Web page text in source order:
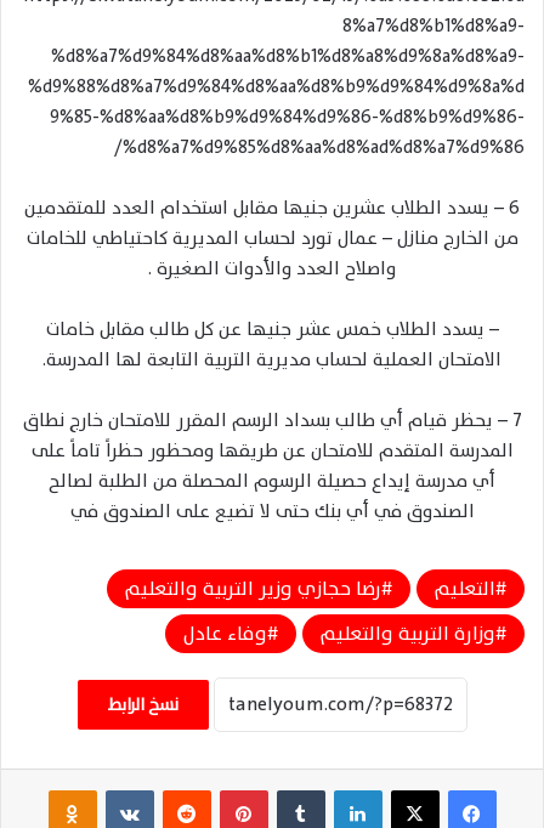
8%a7%d8%b1%d8%a9-
%d8%a7%d9%84%d8%aa%d8%b1%d8%a8%d9%8a%d8%a9-
%d9%88%d8%a7%d9%84%d8%aa%d8%b9%d9%84%d9%8a%d
9%85-%d8%aa%d8%b9%d9%84%d9%86-%d8%b9%d9%86-
%d8%a7%d9%85%d8%aa%d8%ad%d8%a7%d9%86/
6 – يسدد الطلاب عشرين جنيها مقابل استخدام العدد للمتقدمين
من الخارج منازل – عمال تورد لحساب المديرية كاحتياطي للخامات
واصلاح العدد والأدوات الصغيرة .
– يسدد الطلاب خمس عشر جنيها عن كل طالب مقابل خامات
الامتحان العملية لحساب مديرية التربية التابعة لها المدرسة.
7 – يحظر قيام أي طالب بسداد الرسم المقرر للامتحان خارج نطاق
المدرسة المتقدم للامتحان عن طريقها ومحظور حظراً تاماً على
أي مدرسة إيداع حصيلة الرسوم المحصلة من الطلبة لصالح
الصندوق في أي بنك حتى لا تضيع على الصندوق في
التعليم
رضا حجازي وزير التربية والتعليم
وزارة التربية والتعليم
وفاء عادل
نسخ الرابط
فيسبوك ‫X لينكدإن بينتيريست ‏VKontakte